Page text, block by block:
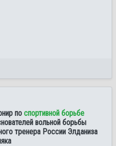
по спортивной борьбе
вольной борьбы
тренера России Элданиза